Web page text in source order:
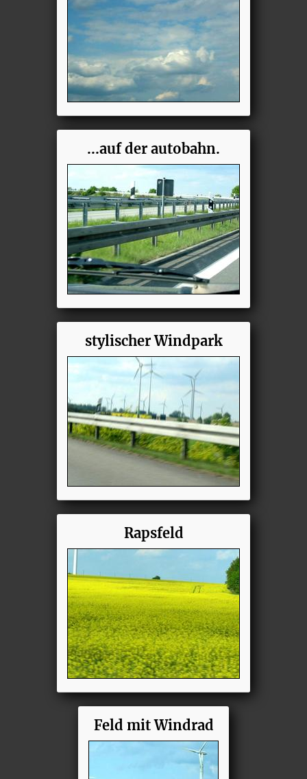
...auf der autobahn.
stylischer Windpark
Rapsfeld
Feld mit Windrad